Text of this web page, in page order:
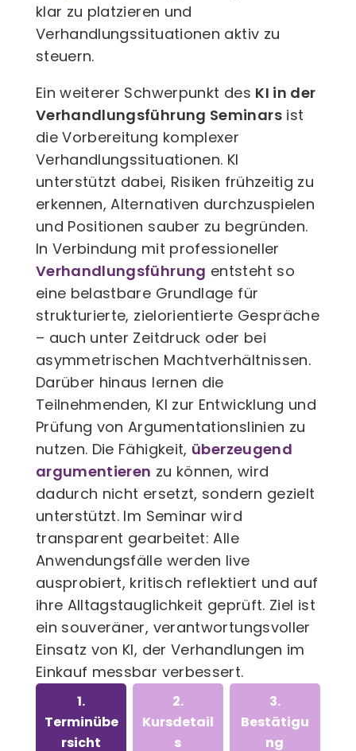
klar zu platzieren und
Verhandlungssituationen aktiv zu
steuern.
Ein weiterer Schwerpunkt des KI in der
Verhandlungsführung Seminarsist
die Vorbereitung komplexer
Verhandlungssituationen. KI
unterstützt dabei, Risiken frühzeitig zu
erkennen, Alternativen durchzuspielen
und Positionen sauber zu begründen.
In Verbindung mit professioneller
Verhandlungsführung entsteht so
eine belastbare Grundlage für
strukturierte, zielorientierte Gespräche
– auch unter Zeitdruck oder bei
asymmetrischen Machtverhältnissen.
Darüber hinaus lernen die
Teilnehmenden, KI zur Entwicklung und
Prüfung von Argumentationslinien zu
nutzen. Die Fähigkeit, überzeugend
argumentieren zu können, wird
dadurch nicht ersetzt, sondern gezielt
unterstützt. Im Seminar wird
transparent gearbeitet: Alle
Anwendungsfälle werden live
ausprobiert, kritisch reflektiert und auf
ihre Alltagstauglichkeit geprüft. Ziel ist
ein souveräner, verantwortungsvoller
Einsatz von KI, der Verhandlungen im
Einkauf messbar verbessert.
1.
Terminübe
rsicht
2.
Kursdetail
s
3.
Bestätigu
ng